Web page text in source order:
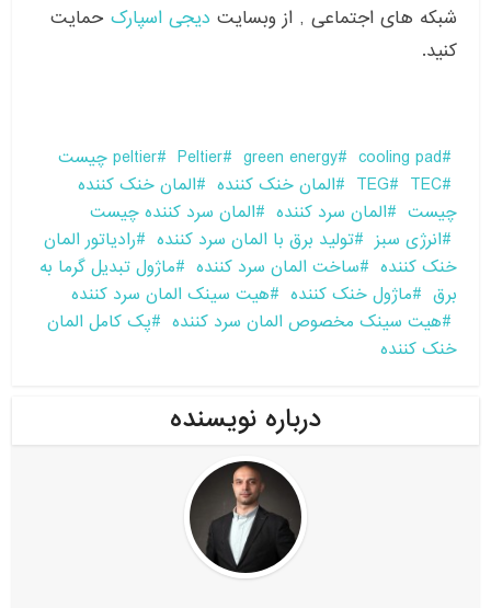
شبکه های اجتماعی , از وبسایت دیجی اسپارک حمایت
کنید.
cooling pad
green energy
Peltier
peltier چیست
TEC
TEG المان خنک کننده
المان خنک کننده
چیست
المان سرد کننده
المان سرد کننده چیست
انرژی سبز
تولید برق با المان سرد کننده
رادیاتور المان
خنک کننده
ساخت المان سرد کننده
ماژول تبدیل گرما به
برق
ماژول خنک کننده
هیت سینک المان سرد کننده
هیت سینک مخصوص المان سرد کننده
پک کامل المان
خنک کننده
درباره نویسنده